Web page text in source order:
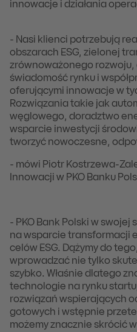
innowacje i działania
- Nasi klienci potrzebują
obszarach ESG, zielonej
zrównoważonego rozwoju,
świadomość rynku i
oferującymi innowacje w
Rozwiązania takie jak
węglowego, doradztwo
wsparcie inwestycji
tworzyć nowoczesne,
- mówi Piotr Kostrzewa-
Innowacji w PKO Banku
- PKO Bank Polski w swojej
na wsparcie transformacji
celów ESG. Dążymy do
wprowadzać nie tylko
szybko. Właśnie dlatego
technologie na rynku
rozwiązań wspierających
gotowych i wstępnie
możemy znacznie skrócić